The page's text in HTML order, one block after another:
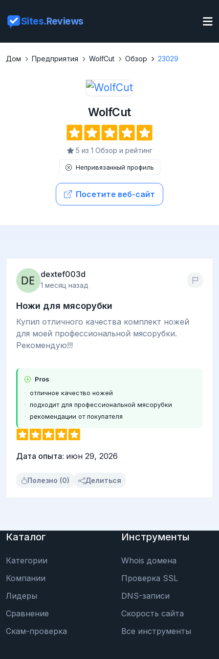
Sites.Reviews
Дом Предприятия WolfCut Обзор 23029
WolfCut
5 из 1 Обзор и рейтинг
Непривязанный профиль
Посетите веб-сайт
dextef003d
1 месяц назад
Ножи для мясорубки
Купил отличного качества комплект ножей
для моей профессиональной мясорубки.
Рекомендую!!!
Pros
отличное качество ножей
подходит для профессиональной мясорубки
рекомендации от покупателя
Дата опыта: июн 29, 2026
Полезно (0) Делиться
Каталог
Категории
Компании
Лидеры
Сравнение
Скам-проверка
Инструменты
Whois домена
Проверка SSL
DNS-записи
Скорость сайта
Все инструменты